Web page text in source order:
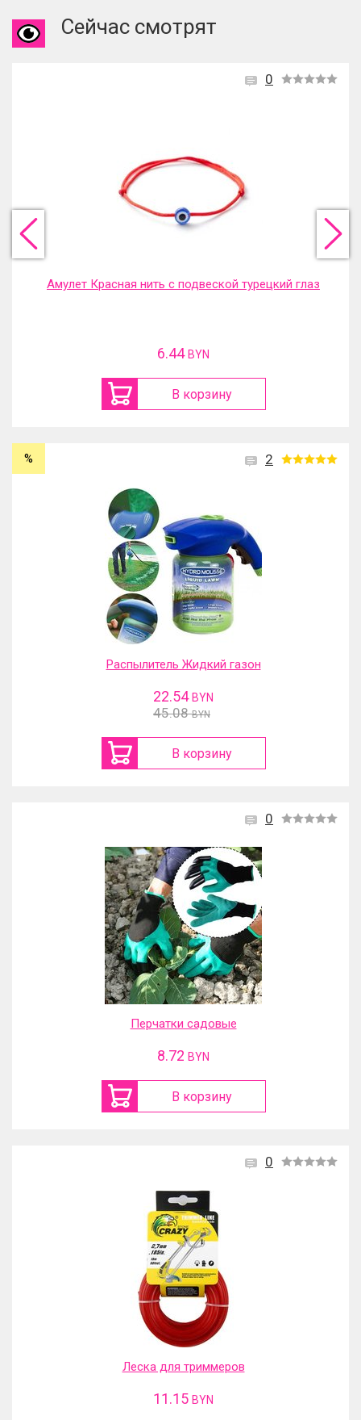
Сейчас смотрят
0
Амулет Красная нить с подвеской турецкий глаз
6.44 BYN
В корзину
2
%
Распылитель Жидкий газон
22.54 BYN
45.08 BYN
В корзину
0
Перчатки садовые
8.72 BYN
В корзину
0
Леска для триммеров
11.15 BYN